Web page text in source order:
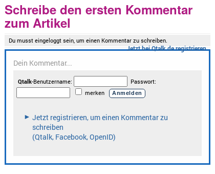
Schreibe den ersten Kommentar
zum Artikel